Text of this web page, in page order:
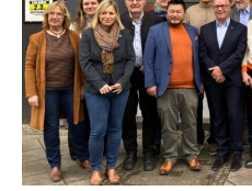
Rotary
Clubs
setzen
Zeichen
für
Obdachlosenhilfe